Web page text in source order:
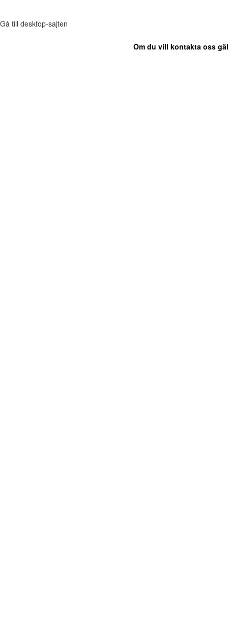
Gå till desktop-sajten
Om du vill kontakta oss